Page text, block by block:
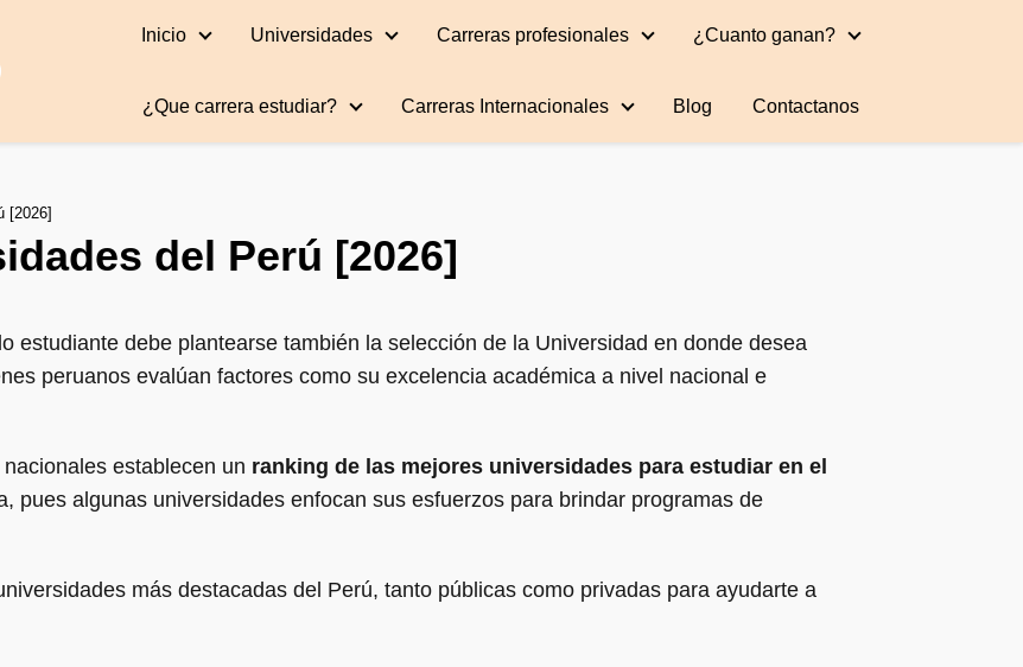
Inicio Universidades Carreras profesionales ¿Cuanto ganan?
¿Que carrera estudiar? Carreras Internacionales Blog Contactanos
[2026]
del Perú [2026]
estudiante debe plantearse también la selección de la Universidad en donde desea
peruanos evalúan factores como su excelencia académica a nivel nacional e
establecen un ranking de las mejores universidades para estudiar en el
pues algunas universidades enfocan sus esfuerzos para brindar programas de
más destacadas del Perú, tanto públicas como privadas para ayudarte a